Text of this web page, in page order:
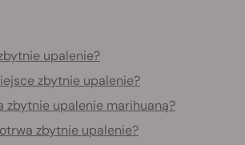
upalenie?
zbytnie upalenie?
zbytnie upalenie marihuaną?
zbytnie upalenie?